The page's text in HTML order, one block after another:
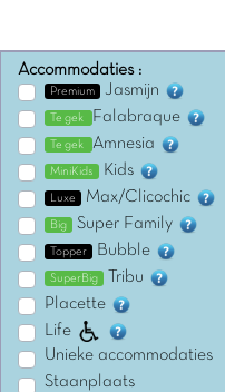
Accommodaties :
Premium Jasmijn
Te gek Falabraque
Te gek Amnesia
MiniKids Kids
Luxe Max/Clicochic
Big Super Family
Topper Bubble
SuperBig
Tribu
Placette
Life
Unieke accommodaties
Staanplaats